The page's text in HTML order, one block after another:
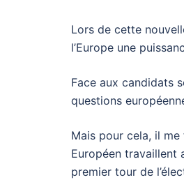
Lors de cette
l’Europe une
Face aux candidats
questions
Mais pour cela, il
Européen travaillent
premier tour de